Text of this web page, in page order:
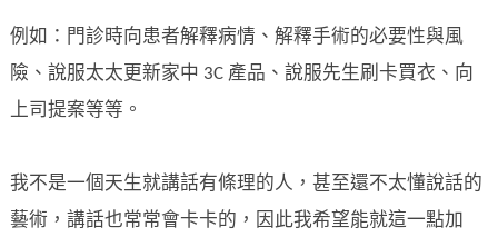
例如：門診時向患者解釋病情、解釋手術的必要性與風
險、說服太太更新家中 3C 產品、說服先生刷卡買衣、向
上司提案等等。
我不是一個天生就講話有條理的人，甚至還不太懂說話的
藝術，講話也常常會卡卡的，因此我希望能就這一點加